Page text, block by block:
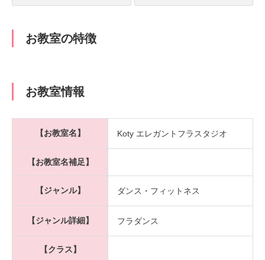
お教室の特徴
お教室情報
【お教室名】 Koty エレガントフラスタジオ
【お教室名補足】
【ジャンル】 ダンス・フィットネス
【ジャンル詳細】 フラダンス
【クラス】